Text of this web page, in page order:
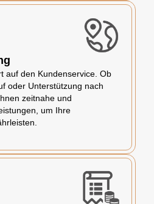
auf den Kundenservice. Ob
oder Unterstützung nach
zeitnahe und
um Ihre